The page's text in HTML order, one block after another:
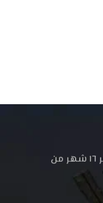
مزرعة مانجو مهاشينوك عمر ١٦ شهر من